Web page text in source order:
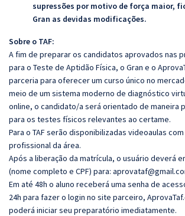
supressões por motivo de força maior,
Gran as devidas modificações.
Sobre o TAF:
A fim de preparar os candidatos aprovados nas
para o Teste de Aptidão Física, o Gran e o
parceria para oferecer um curso único no
meio de um sistema moderno de diagnóstico
online, o candidato/a será orientado de maneira
para os testes físicos relevantes ao certame.
Para o TAF serão disponibilizadas videoaulas
profissional da área.
Após a liberação da matrícula, o usuário deverá
(nome completo e CPF) para:
Em até 48h o aluno receberá uma senha de
24h para fazer o login no site parceiro,
poderá iniciar seu preparatório imediatamente.